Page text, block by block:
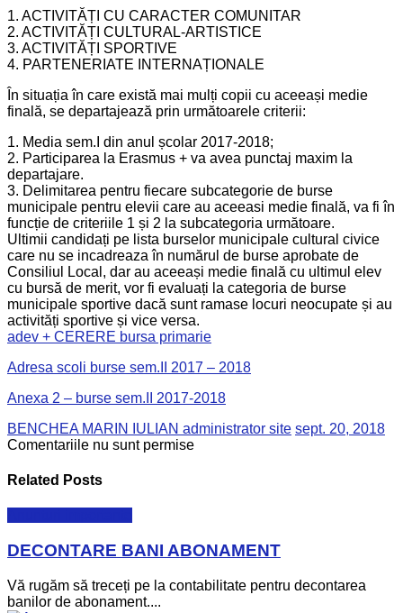
1. ACTIVITĂȚI CU CARACTER COMUNITAR
2. ACTIVITĂȚI CULTURAL-ARTISTICE
3. ACTIVITĂȚI SPORTIVE
4. PARTENERIATE INTERNAȚIONALE
În situația în care există mai mulți copii cu aceeași medie
finală, se departajează prin următoarele criterii:
1. Media sem.I din anul școlar 2017-2018;
2. Participarea la Erasmus + va avea punctaj maxim la
departajare.
3. Delimitarea pentru fiecare subcategorie de burse
municipale pentru elevii care au aceeasi medie finală, va fi în
funcție de criteriile 1 și 2 la subcategoria următoare.
Ultimii candidați pe lista burselor municipale cultural civice
care nu se incadreaza în numărul de burse aprobate de
Consiliul Local, dar au aceeași medie finală cu ultimul elev
cu bursă de merit, vor fi evaluați la categoria de burse
municipale sportive dacă sunt ramase locuri neocupate și au
activități sportive și vice versa.
adev + CERERE bursa primarie
Adresa scoli burse sem.II 2017 – 2018
Anexa 2 – burse sem.II 2017-2018
BENCHEA MARIN IULIAN administrator site sept. 20, 2018
Comentariile nu sunt permise
Related Posts
DECONTARE BANI ABONAMENT
Vă rugăm să treceți pe la contabilitate pentru decontarea
banilor de abonament....